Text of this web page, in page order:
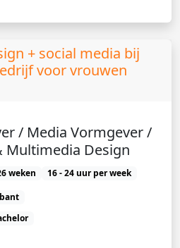
+ social media bij
voor vrouwen
/ Media Vormgever /
Multimedia Design
weken
16 - 24 uur per week